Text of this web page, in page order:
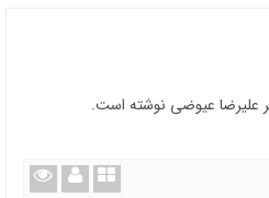
علیرضا عیوضی نوشته است.